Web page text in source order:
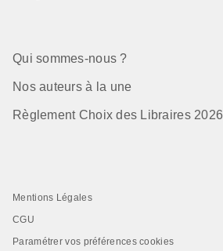
Qui sommes-nous ?
Nos auteurs à la une
Règlement Choix des Libraires 2026
Mentions Légales
CGU
Paramétrer vos préférences cookies